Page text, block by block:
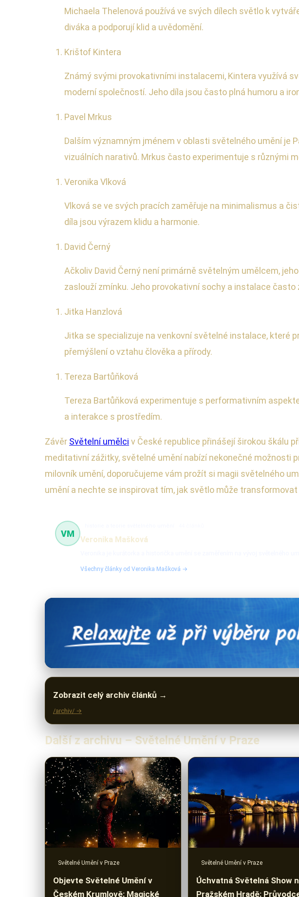
Michaela Thelenová používá ve svých dílech světlo k
diváka a podporují klid a uvědomění.
Krištof Kintera
Známý svými provokativními instalacemi, Kintera využívá
moderní společností. Jeho díla jsou často plná humoru a
Pavel Mrkus
Dalším významným jménem v oblasti světelného umění je
vizuálních narativů. Mrkus často experimentuje s různými
Veronika Vlková
Vlková se ve svých pracích zaměřuje na minimalismus a
díla jsou výrazem klidu a harmonie.
David Černý
Ačkoliv David Černý není primárně světelným umělcem,
zaslouží zmínku. Jeho provokativní sochy a instalace
Jitka Hanzlová
Jitka se specializuje na venkovní světelné instalace, které
přemýšlení o vztahu člověka a přírody.
Tereza Bartůňková
Tereza Bartůňková experimentuje s performativním
a interakce s prostředím.
Závěr Světelní umělci v České republice přinášejí širokou škálu
meditativní zážitky, světelné umění nabízí nekonečné možnosti
milovník umění, doporučujeme vám prožít si magii světelného
umění a nechte se inspirovat tím, jak světlo může
VM
Veronika Mašková
Všechny články od Veronika Mašková →
Zobrazit celý archiv článků →
/archiv/ →
Další z archivu – Světelné Umění v Praze
Světelné Umění v Praze
Objevte Světelné Umění v
Českém Krumlově: Magické
Světelné Umění v Praze
Úchvatná Světelná Show
Pražském Hradě: